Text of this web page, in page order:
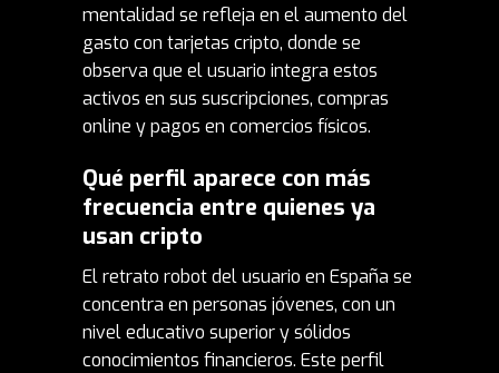
mentalidad se refleja en elaumento del
gasto con tarjetas cripto, donde se
observa que el usuario integra estos
activos en sus suscripciones, compras
online y pagos en comercios físicos.
Qué perfil aparece con más
frecuencia entre quienes ya
usan cripto
El retrato robot del usuario en España se
concentra en personas jóvenes, con un
nivel educativo superior y sólidos
conocimientos financieros. Este perfil